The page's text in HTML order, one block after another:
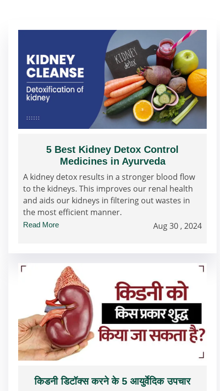
5 Best Kidney Detox Control
Medicines in Ayurveda
A kidney detox results in a stronger blood flow
to the kidneys. This improves our renal health
and aids our kidneys in filtering out wastes in
the most efficient manner.
Read More Aug 30 , 2024
किडनी डिटॉक्स करने के 5 आयुर्वेदिक उपचार